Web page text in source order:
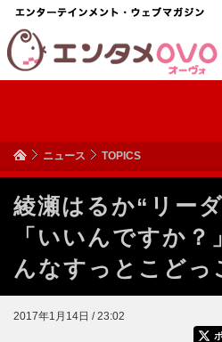
ニュース TOPICS
綾瀬はるか“リー
「いいんですか
んなすっとこどっ
2017年1月14日 / 23:02